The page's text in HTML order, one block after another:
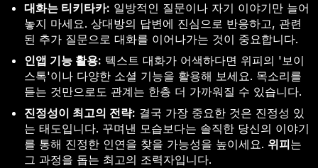
대화는 티키타카: 일방적인 질문이나 자기 이야기만 늘어
놓지 마세요. 상대방의 답변에 진심으로 반응하고, 관련
된 추가 질문으로 대화를 이어나가는 것이 중요합니다.
인앱 기능 활용: 텍스트 대화가 어색하다면 위피의 '보이
스톡'이나 다양한 소셜 기능을 활용해 보세요. 목소리를
듣는 것만으로도 관계는 한층 더 가까워질 수 있습니다.
진정성이 최고의 전략: 결국 가장 중요한 것은 진정성 있
는 태도입니다. 꾸며낸 모습보다는 솔직한 당신의 이야기
를 통해 진정한 인연을 찾을 가능성을 높이세요. 위피는
그 과정을 돕는 최고의 조력자입니다.